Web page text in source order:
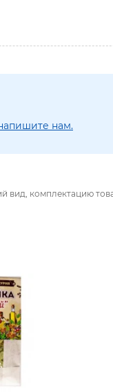
нам.
комплектацию